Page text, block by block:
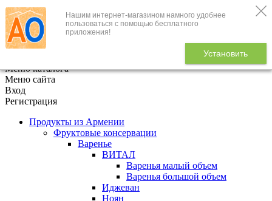
Нашим интернет-магазином намного удобнее
пользоваться с помощью бесплатного
приложения!
Установить
+7 (495) 646-888-1
В корзине
Меню каталога
Меню сайта
Вход
Регистрация
Продукты из Армении
Фруктовые консервации
Варенье
ВИТАЛ
Варенья малый объем
Варенья большой объем
Иджеван
Ноян